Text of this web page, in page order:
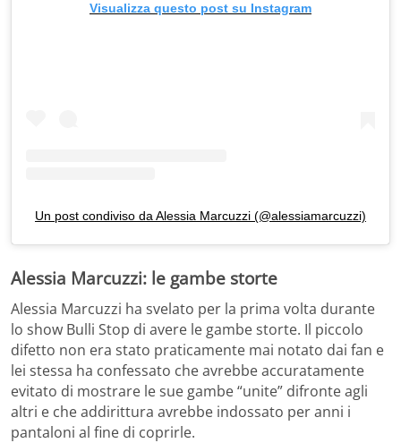
Visualizza questo post su Instagram
Un post condiviso da Alessia Marcuzzi (@alessiamarcuzzi)
Alessia Marcuzzi: le gambe storte
Alessia Marcuzzi ha svelato per la prima volta durante
lo show Bulli Stop di avere le gambe storte. Il piccolo
difetto non era stato praticamente mai notato dai fan e
lei stessa ha confessato che avrebbe accuratamente
evitato di mostrare le sue gambe “unite” difronte agli
altri e che addirittura avrebbe indossato per anni i
pantaloni al fine di coprirle.